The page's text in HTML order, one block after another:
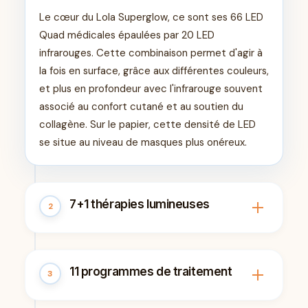
Le cœur du Lola Superglow, ce sont ses 66 LED
Quad médicales épaulées par 20 LED
infrarouges. Cette combinaison permet d'agir à
la fois en surface, grâce aux différentes couleurs,
et plus en profondeur avec l'infrarouge souvent
associé au confort cutané et au soutien du
collagène. Sur le papier, cette densité de LED
se situe au niveau de masques plus onéreux.
2 7+1 thérapies lumineuses
couleurs de LED auxquelles s'ajoute l'infrarouge.
3 11 programmes de traitement